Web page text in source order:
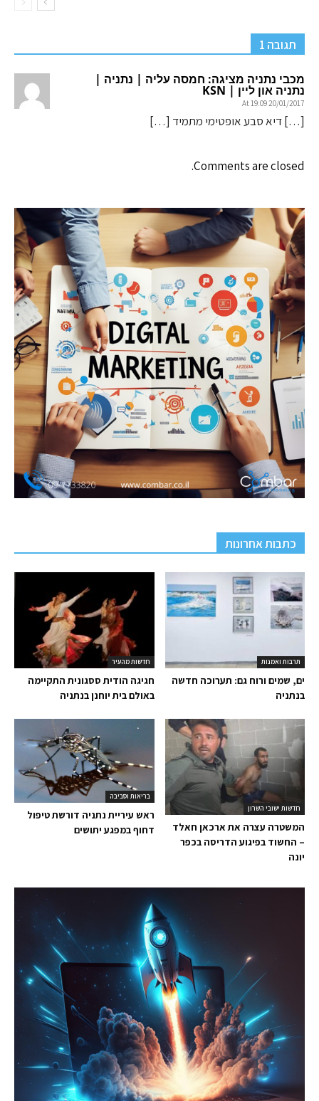
תגובה 1
מכבי נתניה מציגה: חמסה עליה | נתניה |
נתניה און ליין | KSN
20/01/2017 At 19:09
[…] דיא סבע אופטימי מתמיד […]
Comments are closed.
כתבות אחרונות
חדשות מהעיר
חגיגה הודית ססגונית התקיימה
באולם בית יוחנן בנתניה
תרבות ואמנות
ים, שמים ורוח גם: תערוכה חדשה
בנתניה
בריאות וסביבה
ראש עיריית נתניה דורשת טיפול
דחוף במפגע יתושים
חדשות ישובי השרון
המשטרה עצרה את ארכאן חאלד
– החשוד בפיגוע הדריסה בכפר
יונה